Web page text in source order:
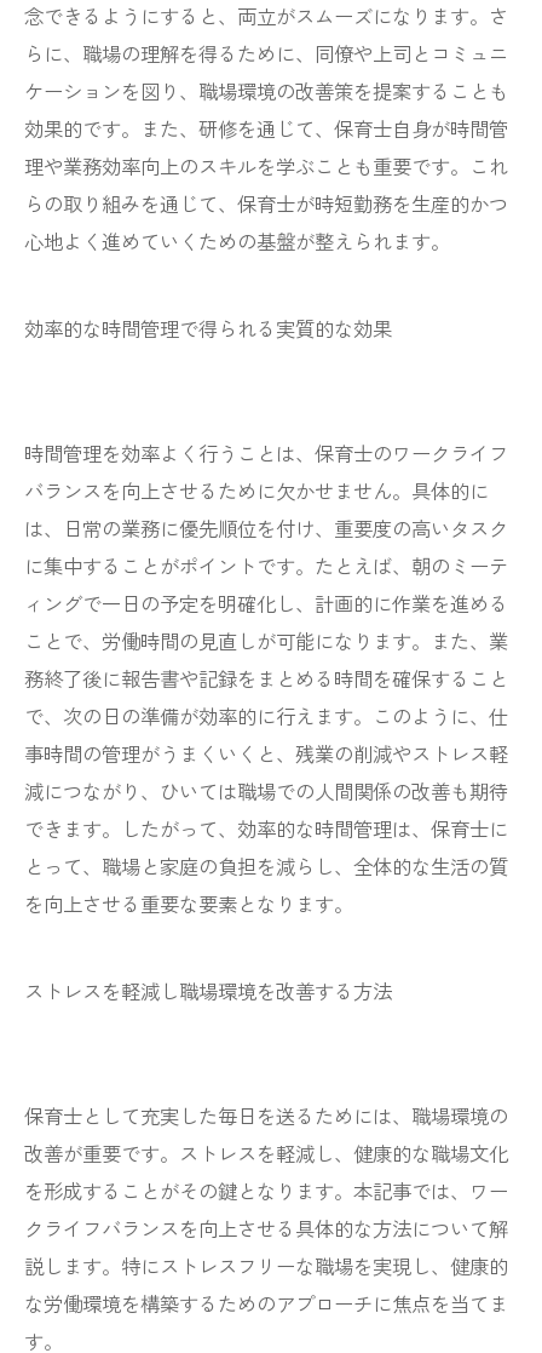
念できるようにすると、両立がスムーズになります。さ
らに、職場の理解を得るために、同僚や上司とコミュニ
ケーションを図り、職場環境の改善策を提案することも
効果的です。また、研修を通じて、保育士自身が時間管
理や業務効率向上のスキルを学ぶことも重要です。これ
らの取り組みを通じて、保育士が時短勤務を生産的かつ
心地よく進めていくための基盤が整えられます。
効率的な時間管理で得られる実質的な効果
時間管理を効率よく行うことは、保育士のワークライフ
バランスを向上させるために欠かせません。具体的に
は、日常の業務に優先順位を付け、重要度の高いタスク
に集中することがポイントです。たとえば、朝のミーテ
ィングで一日の予定を明確化し、計画的に作業を進める
ことで、労働時間の見直しが可能になります。また、業
務終了後に報告書や記録をまとめる時間を確保すること
で、次の日の準備が効率的に行えます。このように、仕
事時間の管理がうまくいくと、残業の削減やストレス軽
減につながり、ひいては職場での人間関係の改善も期待
できます。したがって、効率的な時間管理は、保育士に
とって、職場と家庭の負担を減らし、全体的な生活の質
を向上させる重要な要素となります。
ストレスを軽減し職場環境を改善する方法
保育士として充実した毎日を送るためには、職場環境の
改善が重要です。ストレスを軽減し、健康的な職場文化
を形成することがその鍵となります。本記事では、ワー
クライフバランスを向上させる具体的な方法について解
説します。特にストレスフリーな職場を実現し、健康的
な労働環境を構築するためのアプローチに焦点を当てま
す。